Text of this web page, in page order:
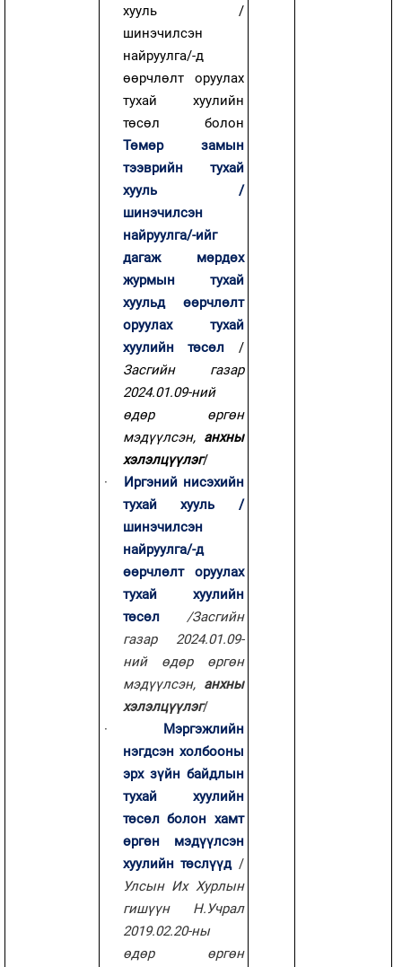
хууль /
шинэчилсэн
найруулга/-д
өөрчлөлт оруулах
тухай хуулийн
төсөл болон
Төмөр замын
тээврийн тухай
хууль /
шинэчилсэн
найруулга/-ийг
дагаж мөрдөх
журмын тухай
хуульд өөрчлөлт
оруулах тухай
хуулийн төсөл /
Засгийн газар
2024.01.09-ний
өдөр өргөн
мэдүүлсэн, анхны
хэлэлцүүлэг/
·
Иргэний нисэхийн
тухай хууль /
шинэчилсэн
найруулга/-д
өөрчлөлт оруулах
тухай хуулийн
төсөл
/Засгийн
газар 2024.01.09-
ний өдөр өргөн
мэдүүлсэн, анхны
хэлэлцүүлэг/
·
Мэргэжлийн
нэгдсэн холбооны
эрх зүйн байдлын
тухай хуулийн
төсөл болон хамт
өргөн мэдүүлсэн
хуулийн төслүүд /
Улсын Их Хурлын
гишүүн Н.Учрал
2019.02.20-ны
өдөр өргөн